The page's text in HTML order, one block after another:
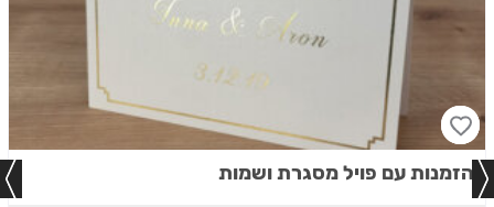
הזמנות עם פויל מסגרת ושמות